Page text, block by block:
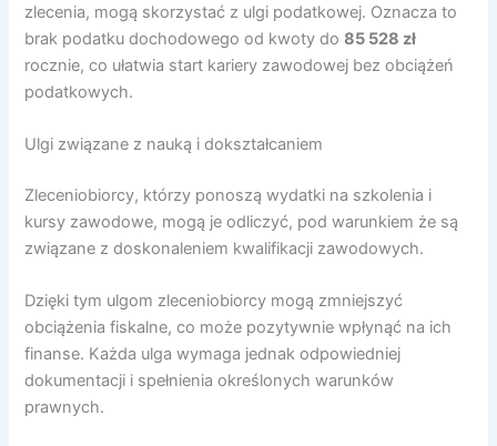
zlecenia, mogą skorzystać z ulgi podatkowej. Oznacza to
brak podatku dochodowego od kwoty do85 528 zł
rocznie, co ułatwia start kariery zawodowej bez obciążeń
podatkowych.
Ulgi związane z nauką i dokształcaniem
Zleceniobiorcy, którzy ponoszą wydatki na szkolenia i
kursy zawodowe, mogą je odliczyć, pod warunkiem że są
związane z doskonaleniem kwalifikacji zawodowych.
Dzięki tym ulgom zleceniobiorcy mogą zmniejszyć
obciążenia fiskalne, co może pozytywnie wpłynąć na ich
finanse. Każda ulga wymaga jednak odpowiedniej
dokumentacji i spełnienia określonych warunków
prawnych.